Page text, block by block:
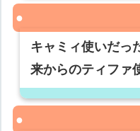
キャミィ使いだっ
来からのティファ